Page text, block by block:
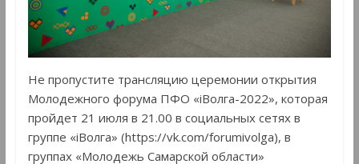
Не пропустите трансляцию церемонии открытия
Молодежного форума ПФО «iВолга-2022», которая
пройдет 21 июля в 21.00 в социальных сетях в
группе «iВолга» (https://vk.com/forumivolga), в
группах «Молодежь Самарской области»